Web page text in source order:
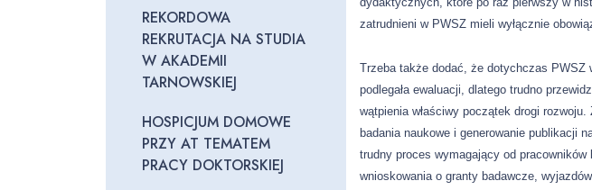
REKORDOWA
REKRUTACJA NA STUDIA
W AKADEMII
TARNOWSKIEJ
HOSPICJUM DOMOWE
PRZY AT TEMATEM
PRACY DOKTORSKIEJ
zatrudnieni w PWSZ mieli wyłącznie
Trzeba także dodać, że dotychczas PWSZ
podlegała ewaluacji, dlatego trudno
wątpienia właściwy początek drogi
badania naukowe i generowanie publikacji
trudny proces wymagający od pracowników
wnioskowania o granty badawcze,